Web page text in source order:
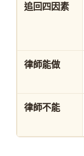
追回四因素
律師能做
律師不能